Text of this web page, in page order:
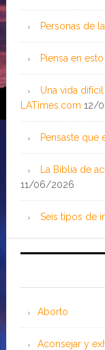
Personas de
Piensa en esto
Una vida
LATimes.com 12/
Pensaste que
La Biblia de
11/06/2026
Seis tipos de
Aborto
Aconsejar y